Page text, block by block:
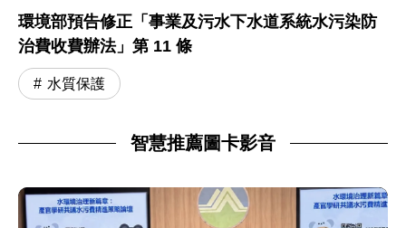
環境部預告修正「事業及污水下水道系統水污染防
治費收費辦法」第 11 條
水質保護
智慧推薦圖卡影音